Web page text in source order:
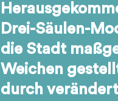
Drei-Säulen-
die Stadt
Weichen
durch